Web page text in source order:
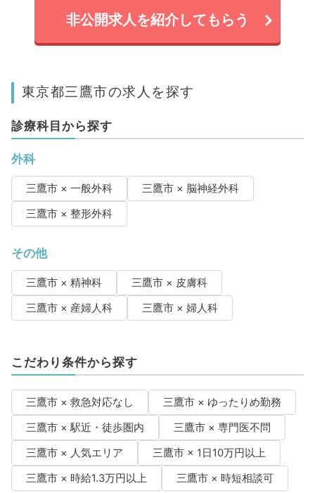
非公開求人を紹介してもらう
東京都三鷹市の求人を探す
診療科目から探す
外科
三鷹市 × 一般外科
三鷹市 × 脳神経外科
三鷹市 × 整形外科
その他
三鷹市 × 精神科
三鷹市 × 皮膚科
三鷹市 × 産婦人科
三鷹市 × 婦人科
こだわり条件から探す
三鷹市 × 救急対応なし
三鷹市 × ゆったりめ勤務
三鷹市 × 駅近・徒歩圏内
三鷹市 × 専門医不問
三鷹市 × 人気エリア
三鷹市 × 1日10万円以上
三鷹市 × 時給1.3万円以上
三鷹市 × 時短相談可